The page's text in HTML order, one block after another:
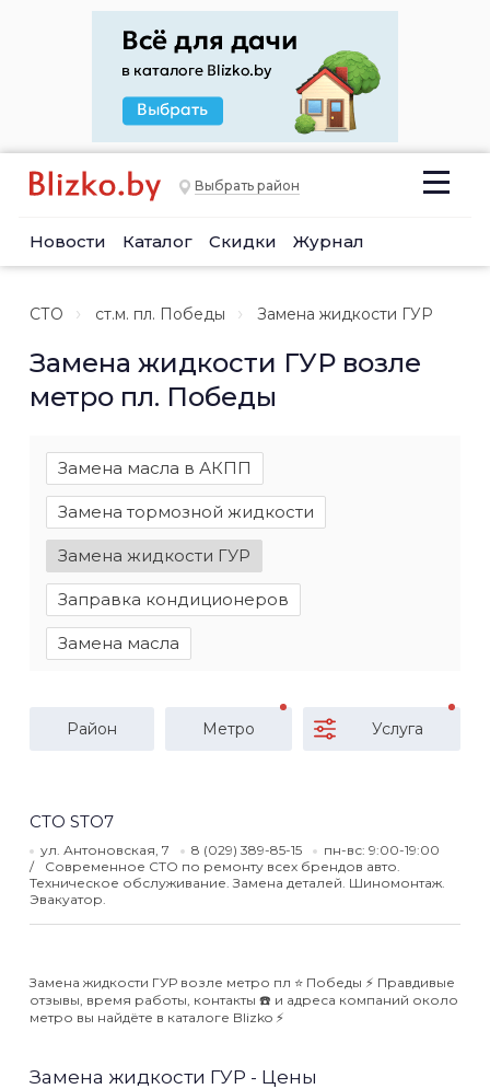
Выбрать район
Новости Каталог Скидки Журнал
СТО ст.м. пл. Победы Замена жидкости ГУР
Замена жидкости ГУР возле
метро пл. Победы
Замена масла в АКПП
Замена тормозной жидкости
Замена жидкости ГУР
Заправка кондиционеров
Замена масла
Район Метро Услуга
СТО STO7
ул. Антоновская, 7 8 (029) 389-85-15
пн-вс: 9:00-19:00
Современное СТО по ремонту всех брендов авто.
Техническое обслуживание. Замена деталей. Шиномонтаж.
Эвакуатор.
Замена жидкости ГУР возле метро пл ⭐️ Победы ⚡️ Правдивые
отзывы, время работы, контакты ☎️ и адреса компаний около
метро вы найдёте в каталоге Blizko ⚡️
Замена жидкости ГУР - Цены